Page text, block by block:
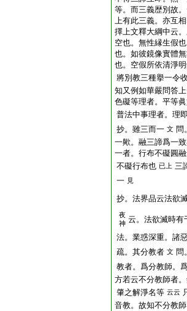
等。而三義歴別故
上有此三義。亦互
擇上文釋大綱中云
空也。無性縁生假
也。如彼鏡像實體
也。空假所依清淨
將別教三種擧一令
知又例如華嚴問答
色礙等理者。平等
普法中事理者。理
抄。雖三而一 文 問
一歟。融三諦爲一
一者。行布不礙圓
不礙行布也 已上 三
一 見
抄。法界品云法欲
夜
神 云。法欲滅時有
法。業惑深重。諸
疏。其分教者 文 問
教者。爲分教師。
方若云不分教師者
肇之解淨名等 云云
音教。故知不分教